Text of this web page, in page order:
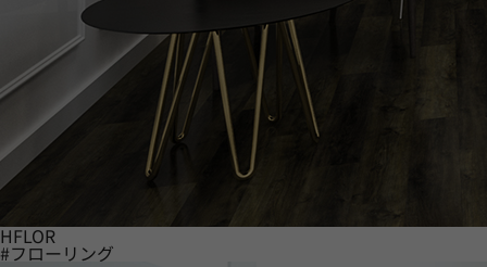
HFLOR
#フローリング